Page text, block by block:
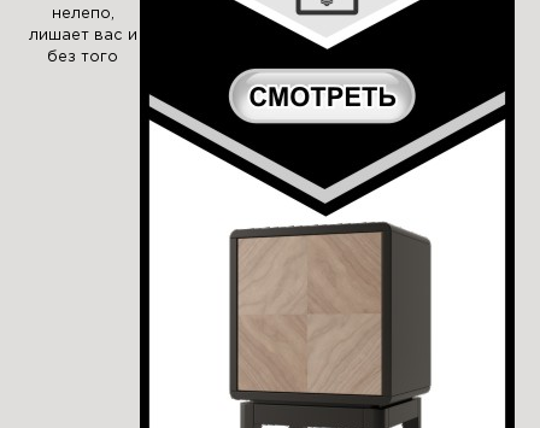
нелепо,
лишает вас и
без того